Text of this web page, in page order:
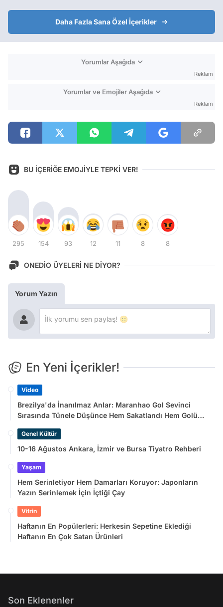
Daha Fazla Sana Özel İçerikler
Yorumlar Aşağıda
Reklam
Yorumlar ve Emojiler Aşağıda
Reklam
BU İÇERİĞE EMOJİYLE TEPKİ VER!
295 154 93 12 11 8 8
ONEDİO ÜYELERİ NE DİYOR?
Yorum Yazın
En Yeni İçerikler!
Video
Brezilya'da İnanılmaz Anlar: Maranhao Gol Sevinci
Sırasında Tünele Düşünce Hem Sakatlandı Hem Golü
Genel Kültür
10-16 Ağustos Ankara, İzmir ve Bursa Tiyatro Rehberi
Yaşam
Hem Serinletiyor Hem Damarları Koruyor: Japonların
Yazın Serinlemek İçin İçtiği Çay
Vitrin
Haftanın En Popülerleri: Herkesin Sepetine Eklediği
Haftanın En Çok Satan Ürünleri
Son Eklenenler